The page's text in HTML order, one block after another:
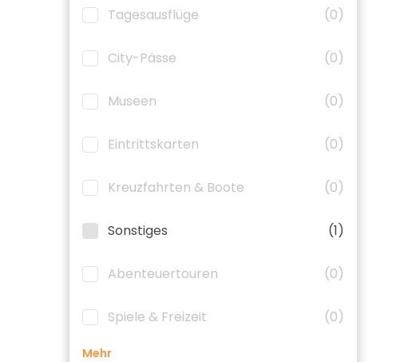
Tagesausflüge (0)
City-Pässe (0)
Museen (0)
Eintrittskarten (0)
Kreuzfahrten & Boote (0)
Sonstiges (1)
Abenteuertouren (0)
Spiele & Freizeit (0)
Mehr